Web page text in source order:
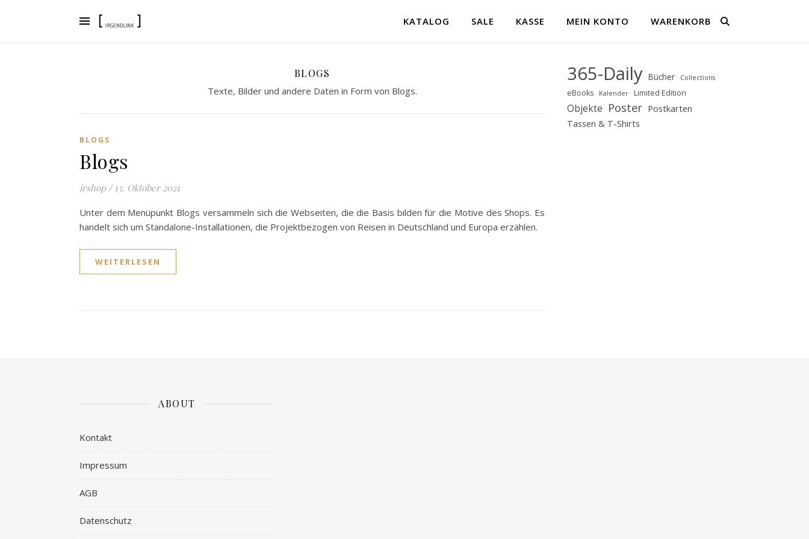
KATALOG SALE KASSE MEIN KONTO WARENKORB
BLOGS
Texte, Bilder und andere Daten in Form von Blogs.
BLOGS
Blogs
jrshop / 13. Oktober 2021
Unter dem Menüpunkt Blogs versammeln sich die Webseiten, die die Basis bilden für die Motive des Shops. Es
handelt sich um Standalone-Installationen, die Projektbezogen von Reisen in Deutschland und Europa erzählen.
WEITERLESEN
365-Daily Bücher Collections
eBooks Kalender Limited Edition
Objekte Poster Postkarten
Tassen & T-Shirts
ABOUT
Kontakt
Impressum
AGB
Datenschutz